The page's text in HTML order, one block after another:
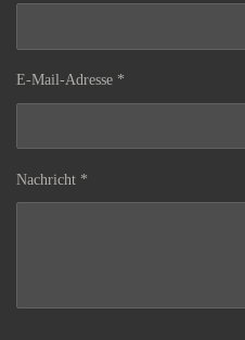
E-Mail-Adresse *
Nachricht *